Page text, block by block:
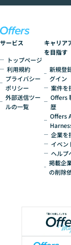
いう方にこそ参
サービス
トップページ
利用規約
プライバシー
ポリシー
外部送信ツー
ルの一覧
キャリア
を目指す
新規登
グイン
案件を
Offers
歴
Offers
企業を
イベン
ヘルプ
掲載企
の削除